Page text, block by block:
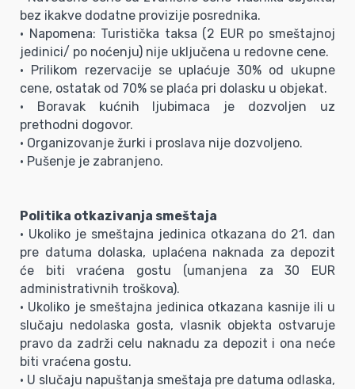
bez ikakve dodatne provizije posrednika.
• Napomena: Turistička taksa (2 EUR po smeštajnoj
jedinici/ po noćenju) nije uključena u redovne cene.
• Prilikom rezervacije se uplaćuje 30% od ukupne
cene, ostatak od 70% se plaća pri dolasku u objekat.
• Boravak kućnih ljubimaca je dozvoljen uz
prethodni dogovor.
• Organizovanje žurki i proslava nije dozvoljeno.
• Pušenje je zabranjeno.
Politika otkazivanja smeštaja
• Ukoliko je smeštajna jedinica otkazana do 21. dan
pre datuma dolaska, uplaćena naknada za depozit
će biti vraćena gostu (umanjena za 30 EUR
administrativnih troškova).
• Ukoliko je smeštajna jedinica otkazana kasnije ili u
slučaju nedolaska gosta, vlasnik objekta ostvaruje
pravo da zadrži celu naknadu za depozit i ona neće
biti vraćena gostu.
• U slučaju napuštanja smeštaja pre datuma odlaska,